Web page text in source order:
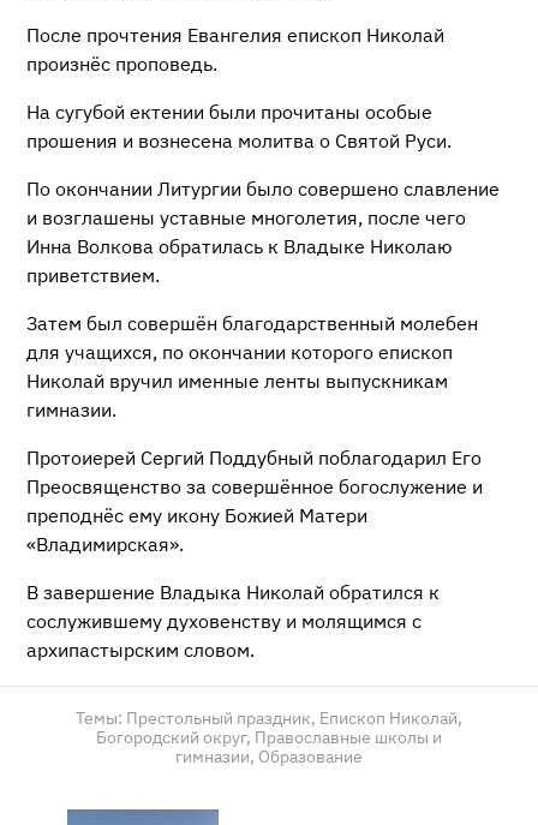
После прочтения Евангелия епископ Николай
произнёс проповедь.
На сугубой ектении были прочитаны особые
прошения и вознесена молитва о Святой Руси.
По окончании Литургии было совершено славление
и возглашены уставные многолетия, после чего
Инна Волкова обратилась к Владыке Николаю
приветствием.
Затем был совершён благодарственный молебен
для учащихся, по окончании которого епископ
Николай вручил именные ленты выпускникам
гимназии.
Протоиерей Сергий Поддубный поблагодарил Его
Преосвященство за совершённое богослужение и
преподнёс ему икону Божией Матери
«Владимирская».
В завершение Владыка Николай обратился к
сослужившему духовенству и молящимся с
архипастырским словом.
Темы: Престольный праздник, Епископ Николай,
Богородский округ, Православные школы и
гимназии, Образование